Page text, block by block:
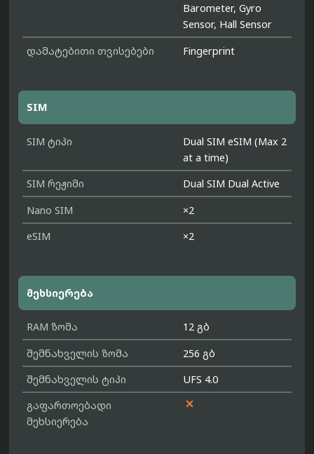
Barometer, Gyro
Sensor, Hall Sensor
დამატებითი თვისებები
Fingerprint
SIM
SIM ტიპი
Dual SIM eSIM (Max 2
at a time)
SIM რეჟიმი
Dual SIM Dual Active
Nano SIM
×2
eSIM
×2
მეხსიერება
RAM ზომა
12 გბ
შემნახველის ზომა
256 გბ
შემნახველის ტიპი
UFS 4.0
გაფართოებადი
მეხსიერება
